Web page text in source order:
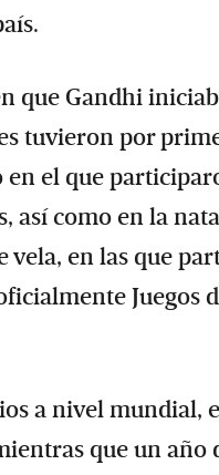
que Gandhi
tuvieron por
el que
así como en la
vela, en las que
Juegos
a nivel mundial,
que un año